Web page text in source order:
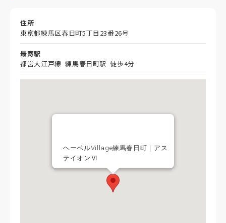
住所
東京都練馬区春日町5丁目23番26号
最寄駅
都営大江戸線 練馬春日町駅 徒歩4分
ヘーベルVillage練馬春日町｜アス
テイオンⅥ